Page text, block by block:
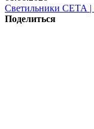
Светильники СЕТА |
Поделиться